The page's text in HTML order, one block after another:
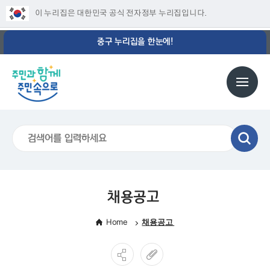
이 누리집은 대한민국 공식 전자정부 누리집입니다.
중구 누리집을 한눈에!
채용공고
Home 채용공고